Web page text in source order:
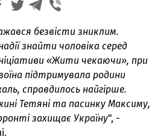
безвісти зниклим.
знайти чоловіка серед
«Жити чекаючи», при
підтримувала родини
справдилось найгірше.
Тетяні та пасинку Максиму,
захищає Україну", -